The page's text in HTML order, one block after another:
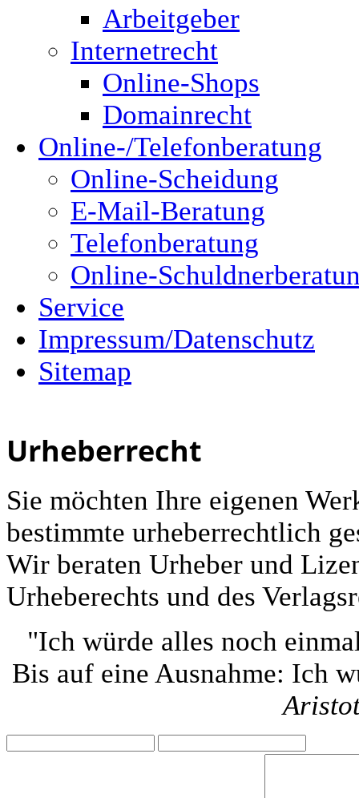
Arbeitgeber
Internetrecht
Online-Shops
Domainrecht
Online-/Telefonberatung
Online-Scheidung
E-Mail-Beratung
Telefonberatung
Online-
Service
Impressum/Datenschutz
Sitemap
Urheberrecht
Sie möchten Ihre eigenen
bestimmte urheberrechtlich
Wir beraten Urheber und
Urheberechts und des
"Ich würde alles noch
Bis auf eine Ausnahme: Ich